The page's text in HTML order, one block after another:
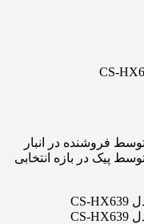
فروشنده در انبار
پیک در بازه انتخابی